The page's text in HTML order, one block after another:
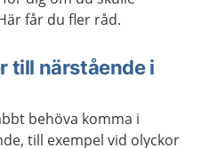
får du fler råd.
till närstående i
behöva komma i
till exempel vid olyckor